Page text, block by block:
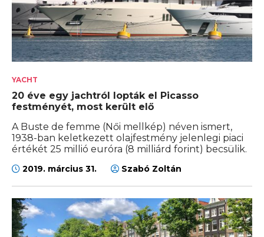
YACHT
20 éve egy jachtról lopták el Picasso
festményét, most került elő
A Buste de femme (Női mellkép) néven ismert,
1938-ban keletkezett olajfestmény jelenlegi piaci
értékét 25 millió euróra (8 milliárd forint) becsülik.
2019. március 31. Szabó Zoltán